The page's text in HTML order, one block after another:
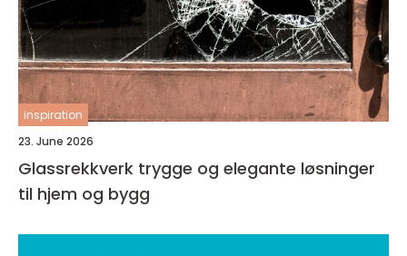
inspiration
23. June 2026
Glassrekkverk trygge og elegante løsninger
til hjem og bygg